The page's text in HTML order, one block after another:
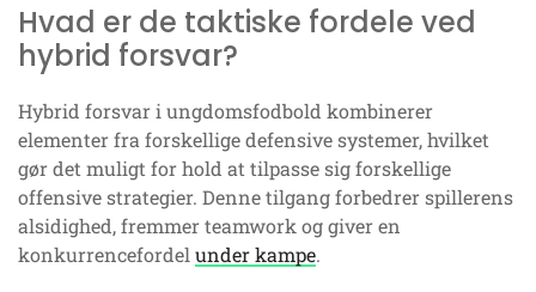
Hvad er de taktiske fordele ved
hybrid forsvar?
Hybrid forsvar i ungdomsfodbold kombinerer
elementer fra forskellige defensive systemer, hvilket
gør det muligt for hold at tilpasse sig forskellige
offensive strategier. Denne tilgang forbedrer spillerens
alsidighed, fremmer teamwork og giver en
konkurrencefordel under kampe.